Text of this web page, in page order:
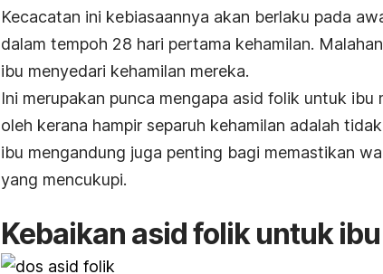
Kecacatan ini kebiasaannya akan berlaku pada
dalam tempoh 28 hari pertama kehamilan.
ibu menyedari kehamilan mereka.
Ini merupakan punca mengapa asid folik untuk
oleh kerana hampir separuh kehamilan adalah
ibu mengandung juga penting bagi memastikan
yang mencukupi.
Kebaikan asid folik untuk